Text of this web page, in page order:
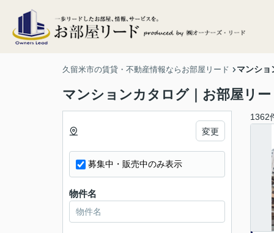
久留米市の賃貸・不動産情報ならお部屋リード マンショ
マンションカタログ｜お部屋リー
変更
募集中・販売中のみ表示
物件名
1362